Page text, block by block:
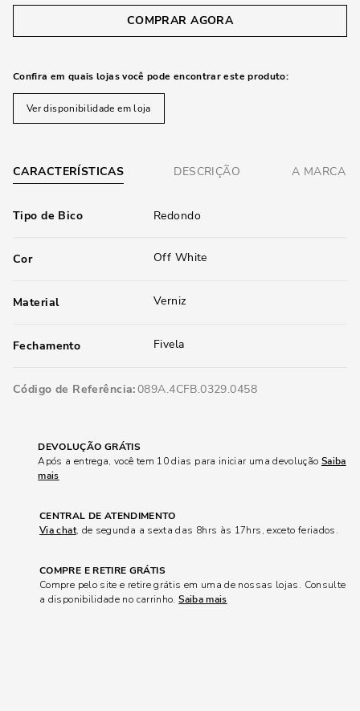
COMPRAR AGORA
Confira em quais lojas você pode encontrar este produto:
Ver disponibilidade em loja
CARACTERÍSTICAS DESCRIÇÃO A MARCA
Tipo de Bico Redondo
Cor Off White
Material Verniz
Fechamento Fivela
Código de Referência 089A.4CFB.0329.0458
DEVOLUÇÃO GRÁTIS
Após a entrega, você tem 10 dias para iniciar uma devolução Saiba
mais
CENTRAL DE ATENDIMENTO
Via chat, de segunda a sexta das 8hrs às 17hrs, exceto feriados.
COMPRE E RETIRE GRÁTIS
Compre pelo site e retire grátis em uma de nossas lojas. Consulte
a disponibilidade no carrinho.Saiba mais